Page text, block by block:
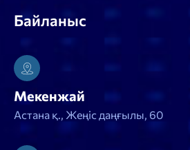
Байланыс
Мекенжай
Астана қ., Жеңіс даңғылы, 60